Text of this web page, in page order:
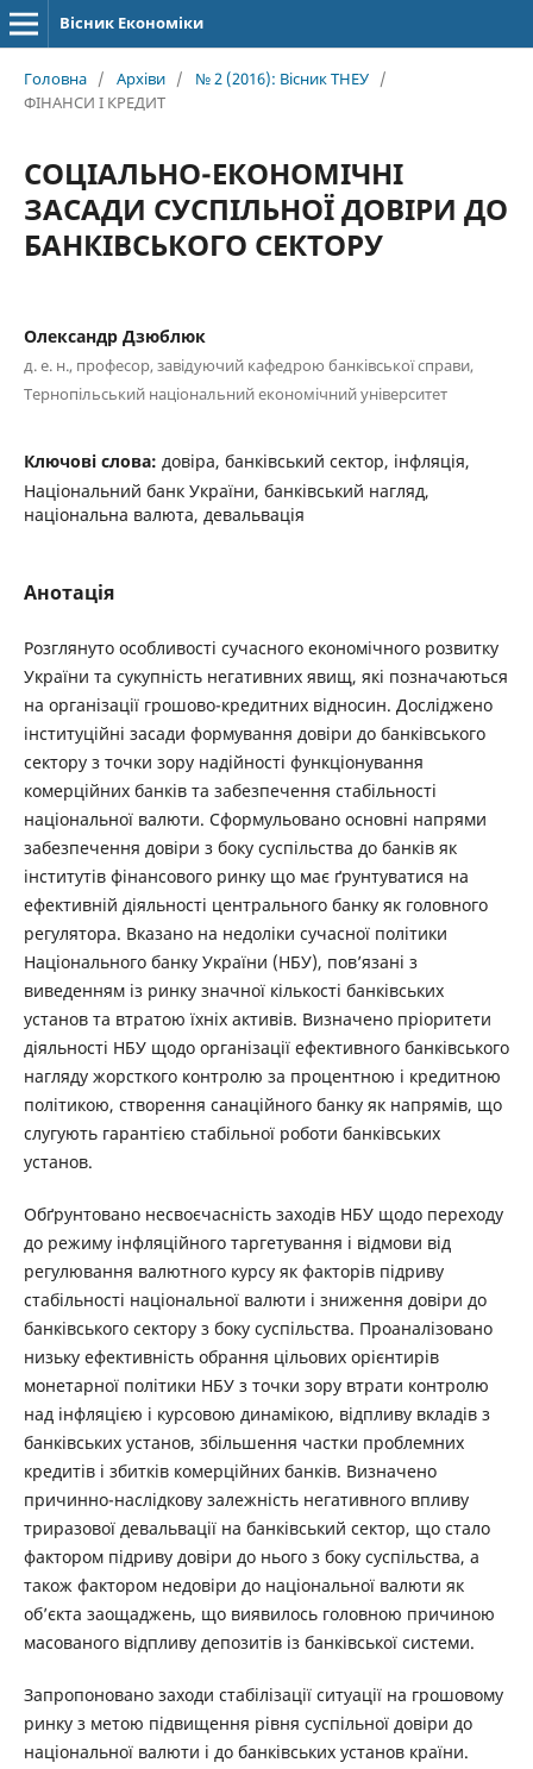
Вісник Економіки
Головна / Архіви / № 2 (2016): Вісник ТНЕУ /
ФІНАНСИ І КРЕДИТ
СОЦІАЛЬНО-ЕКОНОМІЧНІ
ЗАСАДИ СУСПІЛЬНОЇ ДОВІРИ ДО
БАНКІВСЬКОГО СЕКТОРУ
Олександр Дзюблюк
д. е. н., професор, завідуючий кафедрою банківської справи,
Тернопільський національний економічний університет
Ключові слова: довіра, банківський сектор, інфляція,
Національний банк України, банківський нагляд,
національна валюта, девальвація
Анотація
Розглянуто особливості сучасного економічного розвитку
України та сукупність негативних явищ, які позначаються
на організації грошово-кредитних відносин. Досліджено
інституційні засади формування довіри до банківського
сектору з точки зору надійності функціонування
комерційних банків та забезпечення стабільності
національної валюти. Сформульовано основні напрями
забезпечення довіри з боку суспільства до банків як
інститутів фінансового ринку що має ґрунтуватися на
ефективній діяльності центрального банку як головного
регулятора. Вказано на недоліки сучасної політики
Національного банку України (НБУ), пов’язані з
виведенням із ринку значної кількості банківських
установ та втратою їхніх активів. Визначено пріоритети
діяльності НБУ щодо організації ефективного банківського
нагляду жорсткого контролю за процентною і кредитною
політикою, створення санаційного банку як напрямів, що
слугують гарантією стабільної роботи банківських
установ.
Обґрунтовано несвоєчасність заходів НБУ щодо переходу
до режиму інфляційного таргетування і відмови від
регулювання валютного курсу як факторів підриву
стабільності національної валюти і зниження довіри до
банківського сектору з боку суспільства. Проаналізовано
низьку ефективність обрання цільових орієнтирів
монетарної політики НБУ з точки зору втрати контролю
над інфляцією і курсовою динамікою, відпливу вкладів з
банківських установ, збільшення частки проблемних
кредитів і збитків комерційних банків. Визначено
причинно-наслідкову залежність негативного впливу
триразової девальвації на банківський сектор, що стало
фактором підриву довіри до нього з боку суспільства, а
також фактором недовіри до національної валюти як
об’єкта заощаджень, що виявилось головною причиною
масованого відпливу депозитів із банківської системи.
Запропоновано заходи стабілізації ситуації на грошовому
ринку з метою підвищення рівня суспільної довіри до
національної валюти і до банківських установ країни.